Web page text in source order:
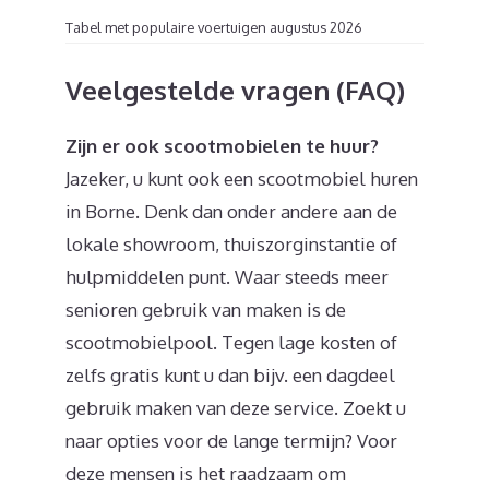
Tabel met populaire voertuigen augustus 2026
Veelgestelde vragen (FAQ)
Zijn er ook scootmobielen te huur?
Jazeker, u kunt ook een scootmobiel huren
in Borne. Denk dan onder andere aan de
lokale showroom, thuiszorginstantie of
hulpmiddelen punt. Waar steeds meer
senioren gebruik van maken is de
scootmobielpool. Tegen lage kosten of
zelfs gratis kunt u dan bijv. een dagdeel
gebruik maken van deze service. Zoekt u
naar opties voor de lange termijn? Voor
deze mensen is het raadzaam om